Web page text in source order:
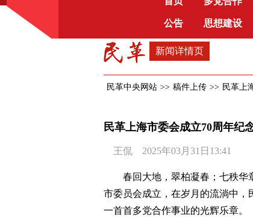
公告 思想建设
新闻详情页
民革中央网站 >> 稿件上传 >> 民革上
民革上海市委会成立70周年纪
王侃 2025年03月31日13:41
春回大地，翠柏凝春；七秩华
市委员会成立，在岁月的流淌中，
一首首多党合作事业的光辉乐章。